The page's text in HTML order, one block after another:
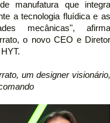
manufatura que integra
a tecnologia fluídica e as
mecânicas", afirma
o novo CEO e Diretor
um designer visionário,